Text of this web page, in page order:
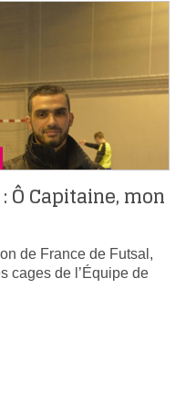
Ô Capitaine, mon
de France de Futsal,
cages de l’Équipe de